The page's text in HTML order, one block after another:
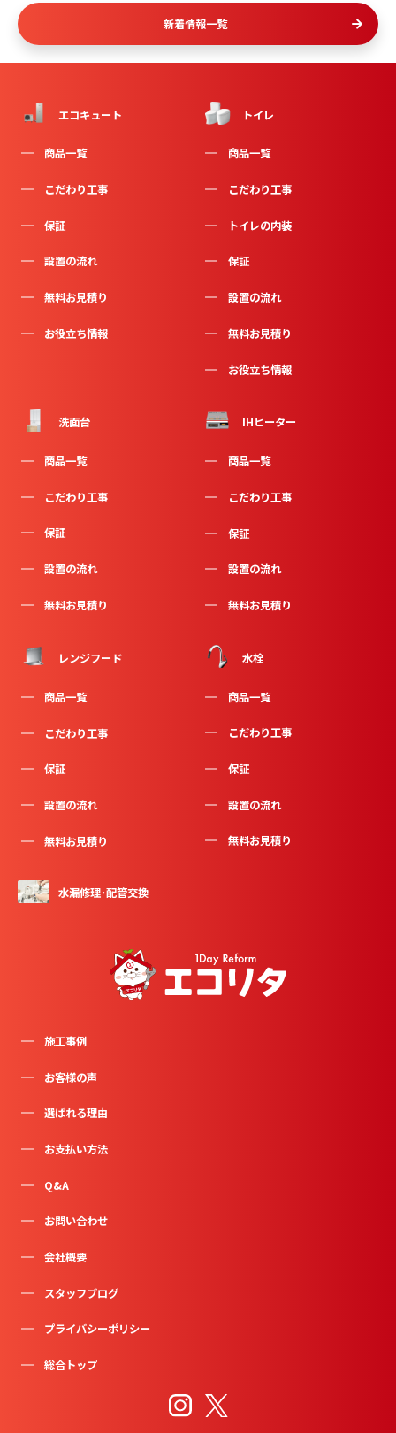
新着情報一覧
施工事例
お客様の声
選ばれる理由
お支払い方法
Q&A
お問い合わせ
会社概要
スタッフブログ
プライバシーポリシー
総合トップ
エコキュート
商品一覧
こだわり工事
保証
設置の流れ
無料お見積り
お役立ち情報
トイレ
商品一覧
こだわり工事
トイレの内装
保証
設置の流れ
無料お見積り
お役立ち情報
洗面台
商品一覧
こだわり工事
保証
設置の流れ
無料お見積り
IHヒーター
商品一覧
こだわり工事
保証
設置の流れ
無料お見積り
レンジフード
商品一覧
こだわり工事
保証
設置の流れ
無料お見積り
水栓
商品一覧
こだわり工事
保証
設置の流れ
無料お見積り
水漏修理･配管交換